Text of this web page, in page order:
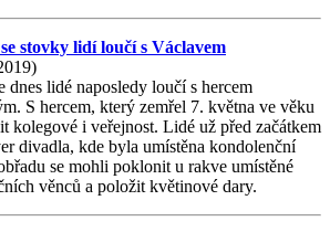
stovky lidí loučí s Václavem
lidé naposledy loučí s hercem
S hercem, který zemřel 7. května ve věku
kolegové i veřejnost. Lidé už před začátkem
divadla, kde byla umístěna kondolenční
se mohli poklonit u rakve umístěné
věnců a položit květinové dary.